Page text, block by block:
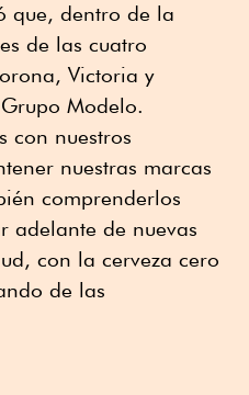
que, dentro de la
de las cuatro
Victoria y
Modelo.
con nuestros
nuestras marcas
comprenderlos
adelante de nuevas
con la cerveza cero
de las